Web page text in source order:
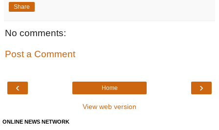
Share
No comments:
Post a Comment
‹ ›
Home
View web version
ONLINE NEWS NETWORK